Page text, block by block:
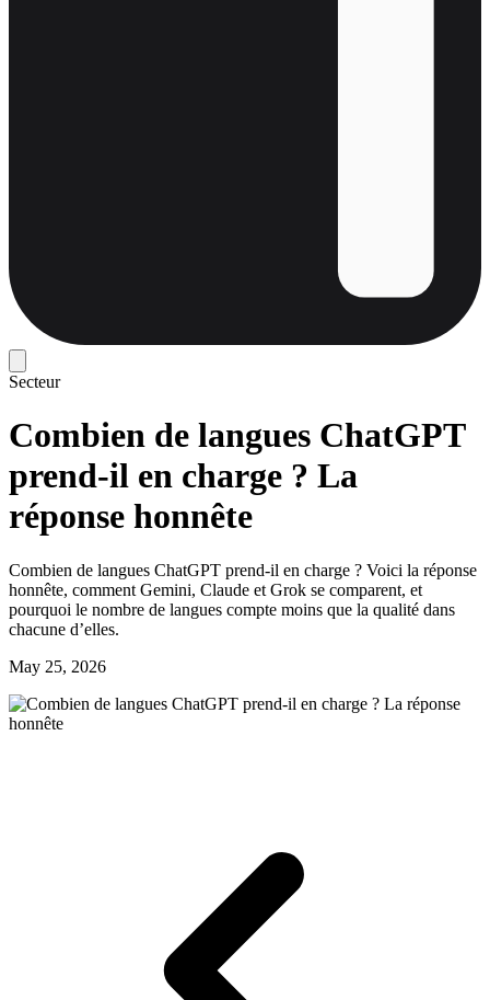
Secteur
Combien de langues ChatGPT
prend-il en charge ? La
réponse honnête
Combien de langues ChatGPT prend-il en charge ? Voici la réponse
honnête, comment Gemini, Claude et Grok se comparent, et
pourquoi le nombre de langues compte moins que la qualité dans
chacune d’elles.
May 25, 2026